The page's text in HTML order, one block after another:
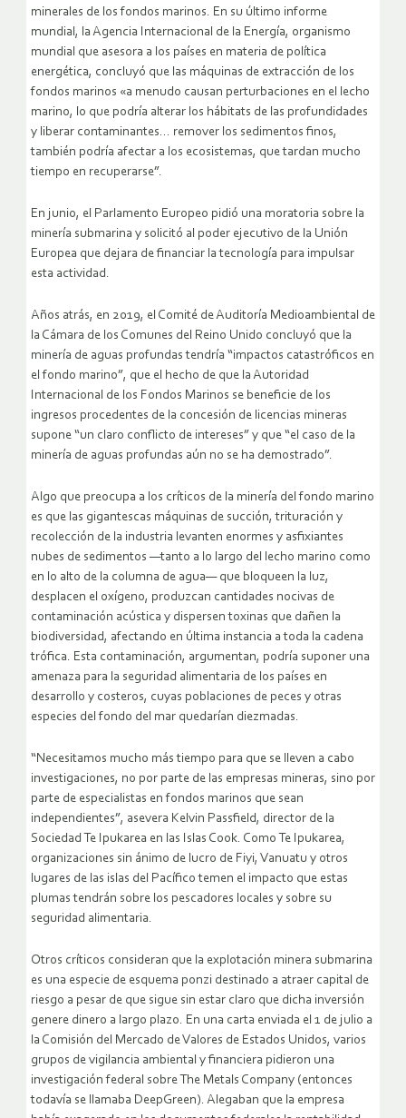
minerales de los fondos marinos. En su último informe
mundial, la Agencia Internacional de la Energía, organismo
mundial que asesora a los países en materia de política
energética, concluyó que las máquinas de extracción de los
fondos marinos «a menudo causan perturbaciones en el lecho
marino, lo que podría alterar los hábitats de las profundidades
y liberar contaminantes… remover los sedimentos finos,
también podría afectar a los ecosistemas, que tardan mucho
tiempo en recuperarse”.
En junio, el Parlamento Europeo pidió una moratoria sobre la
minería submarina y solicitó al poder ejecutivo de la Unión
Europea que dejara de financiar la tecnología para impulsar
esta actividad.
Años atrás, en 2019, el Comité de Auditoría Medioambiental de
la Cámara de los Comunes del Reino Unido concluyó que la
minería de aguas profundas tendría “impactos catastróficos en
el fondo marino”, que el hecho de que la Autoridad
Internacional de los Fondos Marinos se beneficie de los
ingresos procedentes de la concesión de licencias mineras
supone “un claro conflicto de intereses” y que “el caso de la
minería de aguas profundas aún no se ha demostrado”.
Algo que preocupa a los críticos de la minería del fondo marino
es que las gigantescas máquinas de succión, trituración y
recolección de la industria levanten enormes y asfixiantes
nubes de sedimentos —tanto a lo largo del lecho marino como
en lo alto de la columna de agua— que bloqueen la luz,
desplacen el oxígeno, produzcan cantidades nocivas de
contaminación acústica y dispersen toxinas que dañen la
biodiversidad, afectando en última instancia a toda la cadena
trófica. Esta contaminación, argumentan, podría suponer una
amenaza para la seguridad alimentaria de los países en
desarrollo y costeros, cuyas poblaciones de peces y otras
especies del fondo del mar quedarían diezmadas.
“Necesitamos mucho más tiempo para que se lleven a cabo
investigaciones, no por parte de las empresas mineras, sino por
parte de especialistas en fondos marinos que sean
independientes”, asevera Kelvin Passfield, director de la
Sociedad Te Ipukarea en las Islas Cook. Como Te Ipukarea,
organizaciones sin ánimo de lucro de Fiyi, Vanuatu y otros
lugares de las islas del Pacífico temen el impacto que estas
plumas tendrán sobre los pescadores locales y sobre su
seguridad alimentaria.
Otros críticos consideran que la explotación minera submarina
es una especie de esquema ponzi destinado a atraer capital de
riesgo a pesar de que sigue sin estar claro que dicha inversión
genere dinero a largo plazo. En una carta enviada el 1 de julio a
la Comisión del Mercado de Valores de Estados Unidos, varios
grupos de vigilancia ambiental y financiera pidieron una
investigación federal sobre The Metals Company (entonces
todavía se llamaba DeepGreen). Alegaban que la empresa